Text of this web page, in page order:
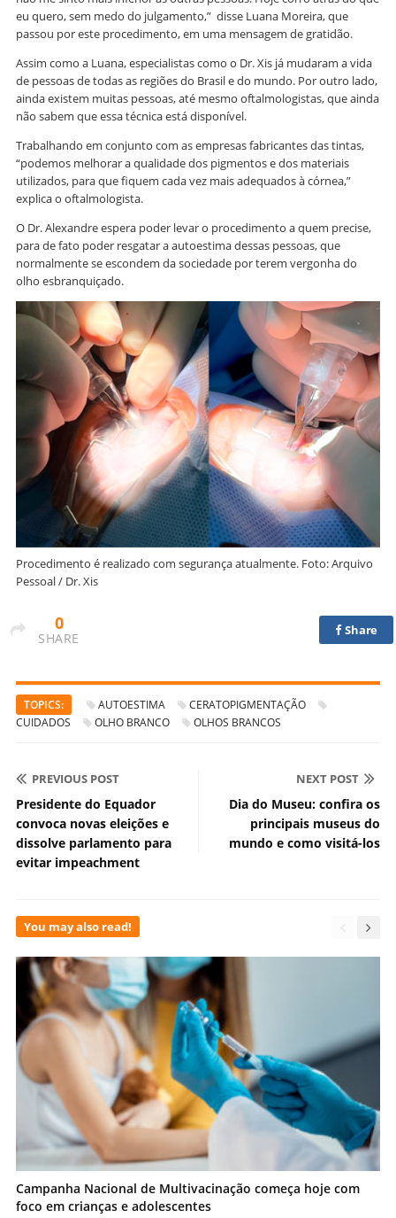
eu quero, sem medo do julgamento,” disse Luana Moreira, que
passou por este procedimento, em uma mensagem de gratidão.
Assim como a Luana, especialistas como o Dr. Xis já mudaram a vida
de pessoas de todas as regiões do Brasil e do mundo. Por outro lado,
ainda existem muitas pessoas, até mesmo oftalmologistas, que ainda
não sabem que essa técnica está disponível.
Trabalhando em conjunto com as empresas fabricantes das tintas,
“podemos melhorar a qualidade dos pigmentos e dos materiais
utilizados, para que fiquem cada vez mais adequados à córnea,”
explica o oftalmologista.
O Dr. Alexandre espera poder levar o procedimento a quem precise,
para de fato poder resgatar a autoestima dessas pessoas, que
normalmente se escondem da sociedade por terem vergonha do
olho esbranquiçado.
Procedimento é realizado com segurança atualmente. Foto: Arquivo
Pessoal / Dr. Xis
0
SHARE
Share
TOPICS: AUTOESTIMA
CERATOPIGMENTAÇÃO
CUIDADOS
OLHO BRANCO OLHOS BRANCOS
PREVIOUS POST
Presidente do Equador
convoca novas eleições e
dissolve parlamento para
evitar impeachment
NEXT POST
Dia do Museu: confira os
principais museus do
mundo e como visitá-los
You may also read!
Campanha Nacional de Multivacinação começa hoje com
foco em crianças e adolescentes